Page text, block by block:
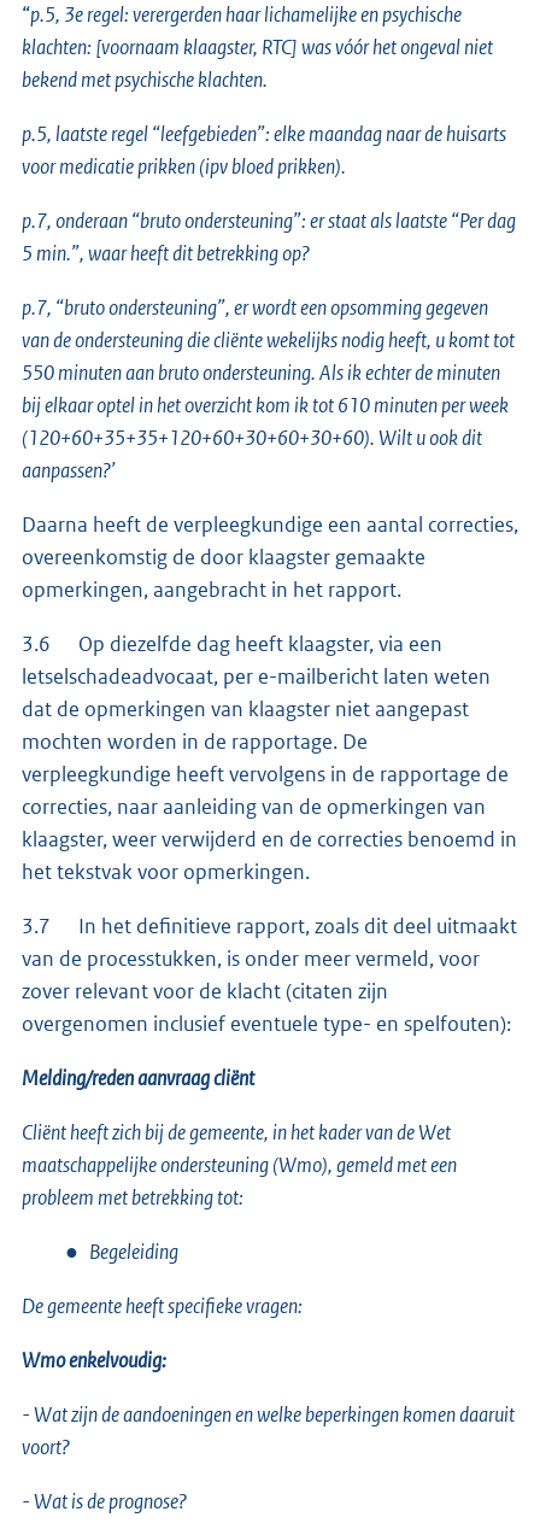
“p.5, 3e regel: verergerden haar lichamelijke en psychische
klachten: [voornaam klaagster, RTC] was vóór het ongeval niet
bekend met psychische klachten.
p.5, laatste regel “leefgebieden”: elke maandag naar de huisarts
voor medicatie prikken (ipv bloed prikken).
p.7, onderaan “bruto ondersteuning”: er staat als laatste “Per dag
5 min.”, waar heeft dit betrekking op?
p.7, “bruto ondersteuning”, er wordt een opsomming gegeven
van de ondersteuning die cliënte wekelijks nodig heeft, u komt tot
550 minuten aan bruto ondersteuning. Als ik echter de minuten
bij elkaar optel in het overzicht kom ik tot 610 minuten per week
(120+60+35+35+120+60+30+60+30+60). Wilt u ook dit
aanpassen?’
Daarna heeft de verpleegkundige een aantal correcties,
overeenkomstig de door klaagster gemaakte
opmerkingen, aangebracht in het rapport.
3.6 Op diezelfde dag heeft klaagster, via een
letselschadeadvocaat, per e-mailbericht laten weten
dat de opmerkingen van klaagster niet aangepast
mochten worden in de rapportage. De
verpleegkundige heeft vervolgens in de rapportage de
correcties, naar aanleiding van de opmerkingen van
klaagster, weer verwijderd en de correcties benoemd in
het tekstvak voor opmerkingen.
3.7 In het definitieve rapport, zoals dit deel uitmaakt
van de processtukken, is onder meer vermeld, voor
zover relevant voor de klacht (citaten zijn
overgenomen inclusief eventuele type- en spelfouten):
Melding/reden aanvraag cliënt
Cliënt heeft zich bij de gemeente, in het kader van de Wet
maatschappelijke ondersteuning (Wmo), gemeld met een
probleem met betrekking tot:
● Begeleiding
De gemeente heeft specifieke vragen:
Wmo enkelvoudig:
- Wat zijn de aandoeningen en welke beperkingen komen daaruit
voort?
- Wat is de prognose?